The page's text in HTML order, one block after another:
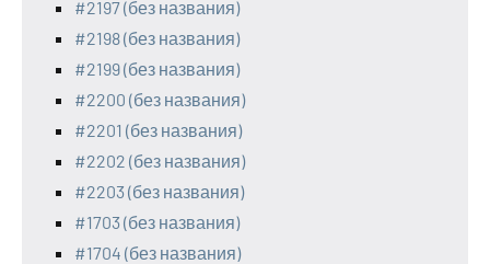
#2197 (без названия)
#2198 (без названия)
#2199 (без названия)
#2200 (без названия)
#2201 (без названия)
#2202 (без названия)
#2203 (без названия)
#1703 (без названия)
#1704 (без названия)